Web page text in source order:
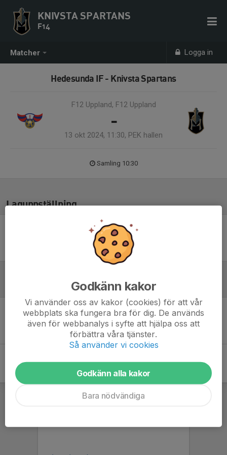
Matcher Logga in
KNIVSTA SPARTANS
F14
Hedesunda IF - Knivsta Spartans
F12 Uppland, F12 Uppland
-
13 okt 2024, 11:30, PEK hallen
Samling 10:30
Laguppställning
Ingen uppställning ifylld
Inget referat skrivet
Godkänn kakor
Vi använder oss av kakor (cookies) för att vår
webbplats ska fungera bra för dig. De används
även för webbanalys i syfte att hjälpa oss att
förbättra våra tjänster.
Så använder vi cookies
Godkänn alla kakor
Bara nödvändiga